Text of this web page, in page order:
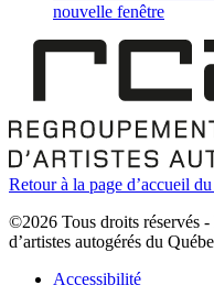
nouvelle fenêtre
Retour à la page d’accueil
©2026 Tous droits réservés -
d’artistes autogérés du
Accessibilité